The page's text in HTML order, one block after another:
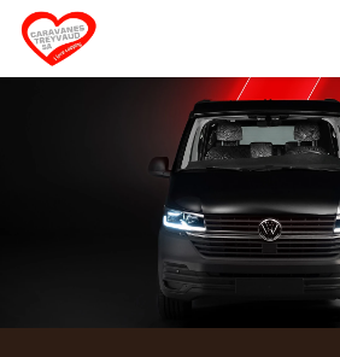
Se rendre au contenu